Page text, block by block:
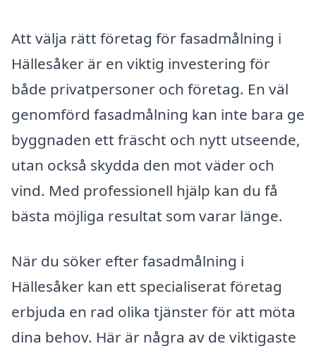
Att välja rätt företag för fasadmålning i
Hällesåker är en viktig investering för
både privatpersoner och företag. En väl
genomförd fasadmålning kan inte bara ge
byggnaden ett fräscht och nytt utseende,
utan också skydda den mot väder och
vind. Med professionell hjälp kan du få
bästa möjliga resultat som varar länge.
När du söker efter fasadmålning i
Hällesåker kan ett specialiserat företag
erbjuda en rad olika tjänster för att möta
dina behov. Här är några av de viktigaste